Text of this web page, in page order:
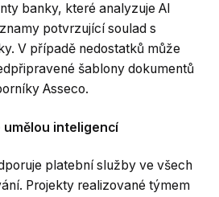
banky, které analyzuje AI
potvrzující soulad s
V případě nedostatků může
šablony dokumentů
Asseco.
inteligencí
platební služby ve všech
Projekty realizované týmem